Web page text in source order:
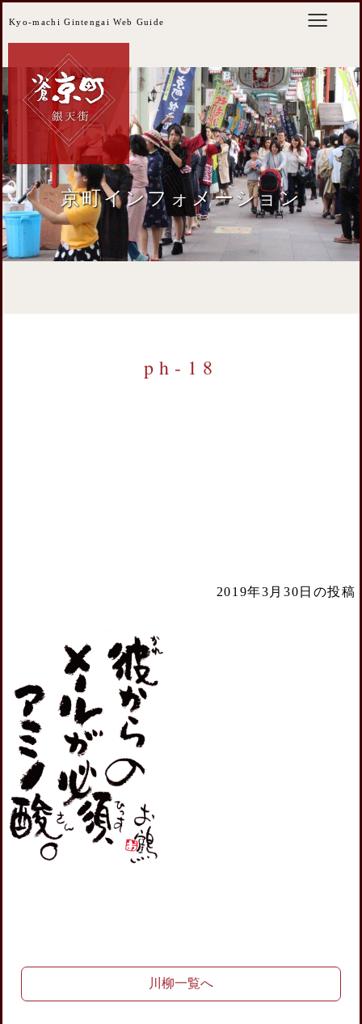
Kyo-machi Gintengai Web Guide
京町インフォメーション
ph-18
2019年3月30日の投稿
川柳一覧へ